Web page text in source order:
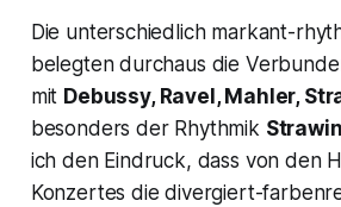
Die unterschiedlich markant-
belegten durchaus die
mit Debussy, Ravel, Mahler,
besonders der Rhythmik
ich den Eindruck, dass von den
Konzertes die divergiert-